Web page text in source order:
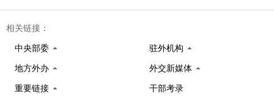
相关链接：
中央部委 驻外机构
地方外办 外交新媒体
重要链接 干部考录